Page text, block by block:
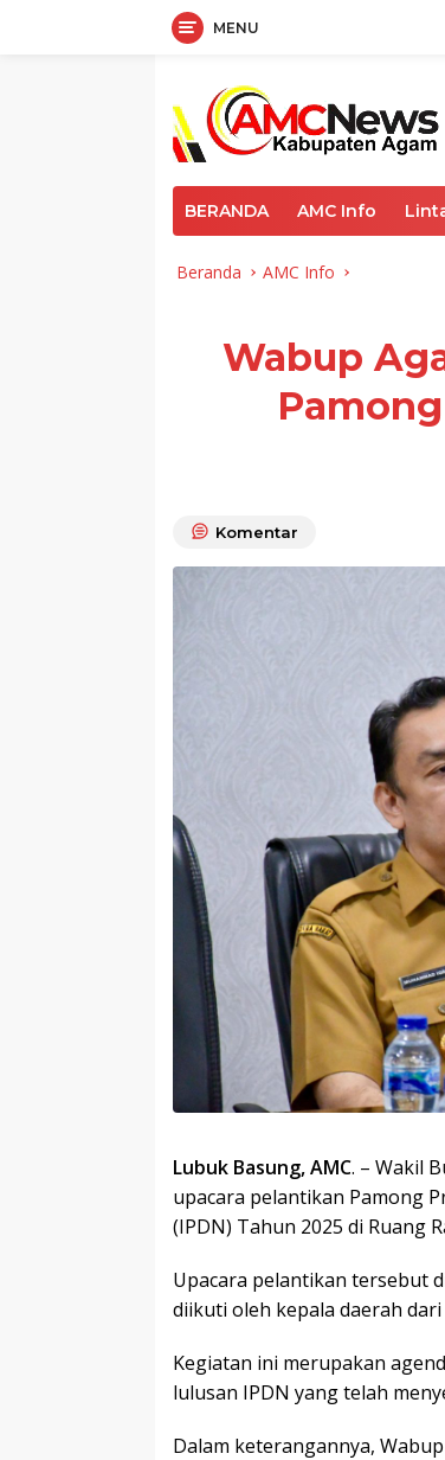
MENU
BERANDA AMC Info
Beranda AMC Info
Wabup
Komentar
Lubuk Basung, AMC. – Wakil
upacara pelantikan Pamong
(IPDN) Tahun 2025 di Ruang
Upacara pelantikan tersebut
diikuti oleh kepala daerah
Kegiatan ini merupakan
lulusan IPDN yang telah
Dalam keterangannya,